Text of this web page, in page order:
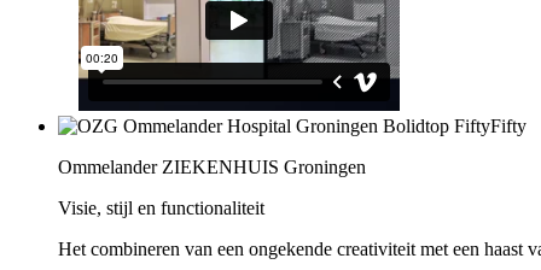
Ommelander ZIEKENHUIS Groningen
Visie, stijl en functionaliteit
Het combineren van een ongekende creativiteit met een haast